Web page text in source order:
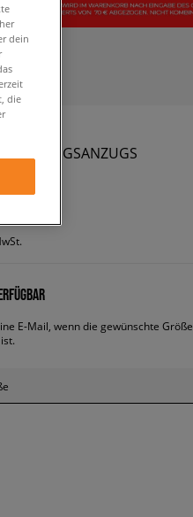
TRAININGSANZUGS
E-Mail, wenn die gewünschte Größe
dein
die